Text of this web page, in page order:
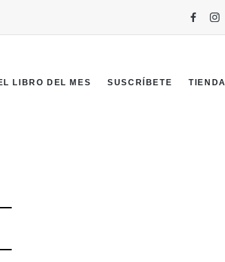
LIBRO DEL MES SUSCRÍBETE TIENDA